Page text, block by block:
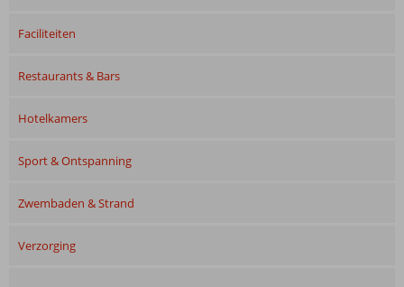
Faciliteiten
Restaurants & Bars
Hotelkamers
Sport & Ontspanning
Zwembaden & Strand
Verzorging